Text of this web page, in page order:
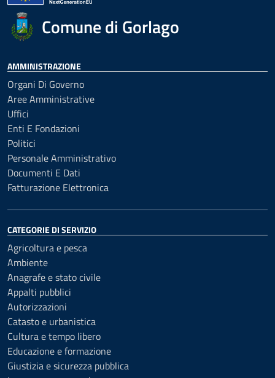
Comune di Gorlago
AMMINISTRAZIONE
Organi Di Governo
Aree Amministrative
Uffici
Enti E Fondazioni
Politici
Personale Amministrativo
Documenti E Dati
Fatturazione Elettronica
CATEGORIE DI SERVIZIO
Agricoltura e pesca
Ambiente
Anagrafe e stato civile
Appalti pubblici
Autorizzazioni
Catasto e urbanistica
Cultura e tempo libero
Educazione e formazione
Giustizia e sicurezza pubblica